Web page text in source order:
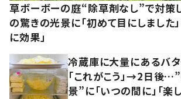
草ボーボーの庭“除草剤なし”で対
の驚きの光景に「初めて目にしました
に効果」
冷蔵庫に大量にあるバタ
「これがこう」→2日後
景”に「いつの間に」「楽